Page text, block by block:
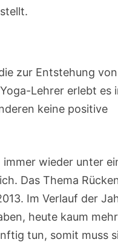
zur Entstehung von
Lehrer erlebt es
keine positive
wieder unter
Das Thema
Im Verlauf der
heute kaum mehr
tun, somit muss